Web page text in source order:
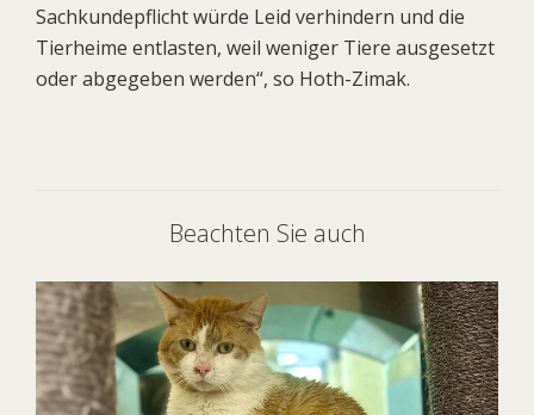
Sachkundepflicht würde Leid verhindern und die
Tierheime entlasten, weil weniger Tiere ausgesetzt
oder abgegeben werden“, so Hoth-Zimak.
Beachten Sie auch